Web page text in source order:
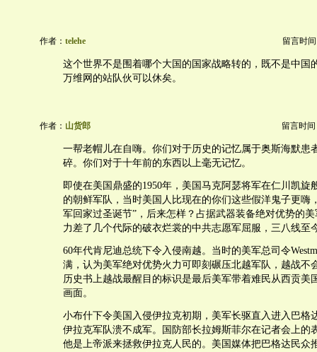
作者： telehe 留言时间
这个世界不是围着哪个大国的国家战略转的，既不是中国
万维网的站队伙可以休矣。
作者： 山货郎 留言时间
一帮老帽儿在自嗨。你们对于历史的记忆属于奥斯海默患
碎。你们对于十年前的东西以上毫无记忆。
即使在美国鼎盛的1950年，美国马克阿瑟将军在仁川凯旋
的朝鲜军队，当时美国人比现在的你们这些假洋鬼子更嗨
军回家过圣诞节”，后来怎样？占据武器装备绝对优势的
力差了几个代际的破衣烂裳的中共志愿军屈服，三八线至
60年代肯尼迪总统下令入侵南越。当时的美军总司令
满，认为美军绝对优势火力可即刻碾压北越军队，越战不
历史书上越战最醒目的标识是最后美军带着难民从西贡美
画面。
小布什下令美国入侵伊拉克初期，美军长驱直入进入巴格
伊拉克军队溃不成军。国防部长拉姆斯菲尔在记者会上的
他是上帝派来拯救伊拉克人民的。美国媒体把巴格达民众